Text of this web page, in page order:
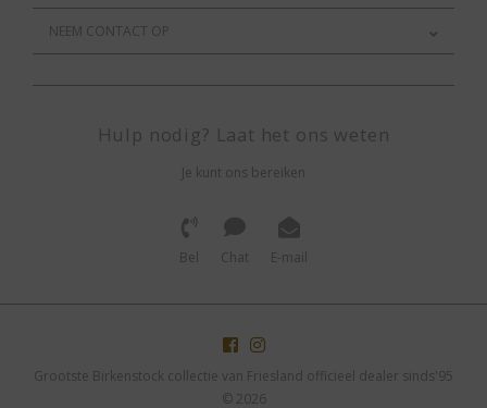
NEEM CONTACT OP
Hulp nodig? Laat het ons weten
Je kunt ons bereiken
Bel Chat E-mail
Grootste Birkenstock collectie van Friesland officieel dealer sinds'95
© 2026